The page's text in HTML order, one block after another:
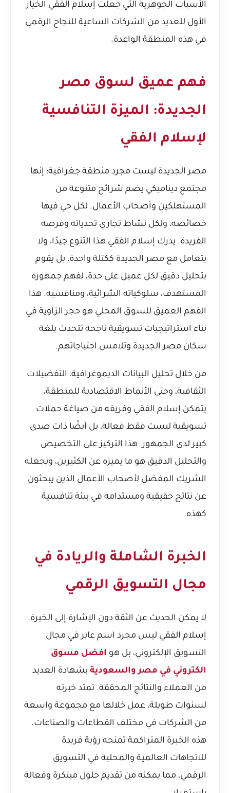
الأسباب الجوهرية التي جعلت إسلام الفقي الخيار
الأول للعديد من الشركات الساعية للنجاح الرقمي
في هذه المنطقة الواعدة.
فهم عميق لسوق مصر
الجديدة: الميزة التنافسية
لإسلام الفقي
مصر الجديدة ليست مجرد منطقة جغرافية؛ إنها
مجتمع ديناميكي يضم شرائح متنوعة من
المستهلكين وأصحاب الأعمال. لكل حي فيها
خصائصه، ولكل نشاط تجاري تحدياته وفرصه
الفريدة. يدرك إسلام الفقي هذا التنوع جيدًا، ولا
يتعامل مع مصر الجديدة ككتلة واحدة، بل يقوم
بتحليل دقيق لكل عميل على حدة، لفهم جمهوره
المستهدف، سلوكياته الشرائية، ومنافسيه. هذا
الفهم العميق للسوق المحلي هو حجر الزاوية في
بناء استراتيجيات تسويقية ناجحة تتحدث بلغة
سكان مصر الجديدة وتلامس احتياجاتهم.
من خلال تحليل البيانات الديموغرافية، التفضيلات
الثقافية، وحتى الأنماط الاقتصادية للمنطقة،
يتمكن إسلام الفقي وفريقه من صياغة حملات
تسويقية ليست فقط فعالة، بل أيضًا ذات صدى
كبير لدى الجمهور. هذا التركيز على التخصيص
والتحليل الدقيق هو ما يميزه عن الكثيرين، ويجعله
الشريك المفضل لأصحاب الأعمال الذين يبحثون
عن نتائج حقيقية ومستدامة في بيئة تنافسية
كهذه.
الخبرة الشاملة والريادة في
مجال التسويق الرقمي
لا يمكن الحديث عن الثقة دون الإشارة إلى الخبرة.
إسلام الفقي ليس مجرد اسم عابر في مجال
التسويق الإلكتروني، بل هو افضل مسوق
الكتروني في مصر والسعودية بشهادة العديد
من العملاء والنتائج المحققة. تمتد خبرته
لسنوات طويلة، عمل خلالها مع مجموعة واسعة
من الشركات في مختلف القطاعات والصناعات.
هذه الخبرة المتراكمة تمنحه رؤية فريدة
للاتجاهات العالمية والمحلية في التسويق
الرقمي، مما يمكنه من تقديم حلول مبتكرة وفعالة